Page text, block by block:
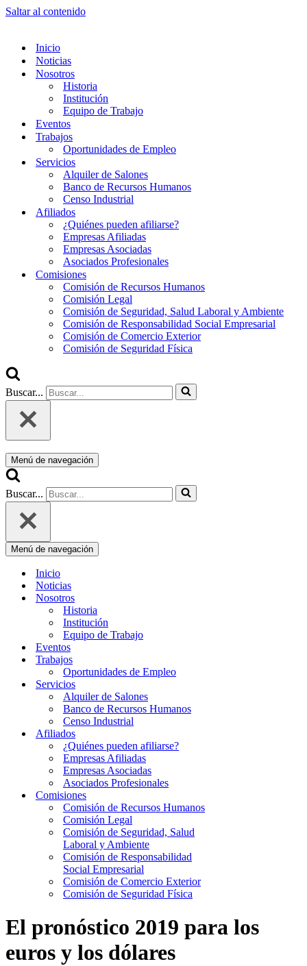
Saltar al contenido
Inicio
Noticias
Nosotros
Historia
Institución
Equipo de Trabajo
Eventos
Trabajos
Oportunidades de Empleo
Servicios
Alquiler de Salones
Banco de Recursos Humanos
Censo Industrial
Afiliados
¿Quiénes pueden afiliarse?
Empresas Afiliadas
Empresas Asociadas
Asociados Profesionales
Comisiones
Comisión de Recursos Humanos
Comisión Legal
Comisión de Seguridad, Salud Laboral y Ambiente
Comisión de Responsabilidad Social Empresarial
Comisión de Comercio Exterior
Comisión de Seguridad Física
Buscar...
Menú de navegación
Buscar...
Menú de navegación
Inicio
Noticias
Nosotros
Historia
Institución
Equipo de Trabajo
Eventos
Trabajos
Oportunidades de Empleo
Servicios
Alquiler de Salones
Banco de Recursos Humanos
Censo Industrial
Afiliados
¿Quiénes pueden afiliarse?
Empresas Afiliadas
Empresas Asociadas
Asociados Profesionales
Comisiones
Comisión de Recursos Humanos
Comisión Legal
Comisión de Seguridad, Salud
Laboral y Ambiente
Comisión de Responsabilidad
Social Empresarial
Comisión de Comercio Exterior
Comisión de Seguridad Física
El pronóstico 2019 para los
euros y los dólares